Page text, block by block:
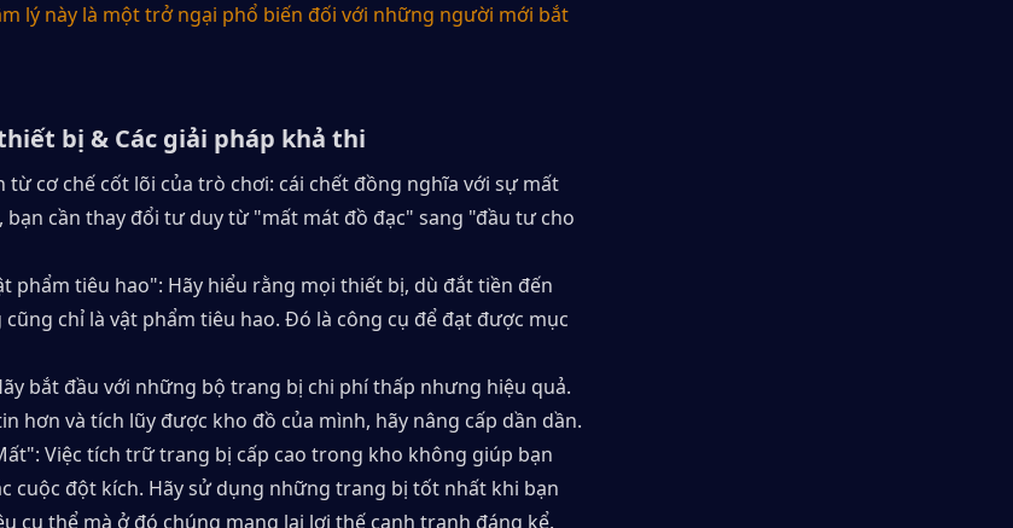
lý này là một trở ngại phổ biến đối với những người mới bắt
bị & Các giải pháp khả thi
từ cơ chế cốt lõi của trò chơi: cái chết đồng nghĩa với sự mất
cần thay đổi tư duy từ "mất mát đồ đạc" sang "đầu tư cho
phẩm tiêu hao": Hãy hiểu rằng mọi thiết bị, dù đắt tiền đến
cũng chỉ là vật phẩm tiêu hao. Đó là công cụ để đạt được mục
bắt đầu với những bộ trang bị chi phí thấp nhưng hiệu quả.
hơn và tích lũy được kho đồ của mình, hãy nâng cấp dần dần.
Việc tích trữ trang bị cấp cao trong kho không giúp bạn
cuộc đột kích. Hãy sử dụng những trang bị tốt nhất khi bạn
cụ thể mà ở đó chúng mang lại lợi thế cạnh tranh đáng kể.